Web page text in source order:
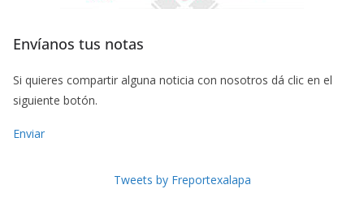
Envíanos tus notas
Si quieres compartir alguna noticia con nosotros dá clic en el
siguiente botón.
Enviar
Tweets by Freportexalapa